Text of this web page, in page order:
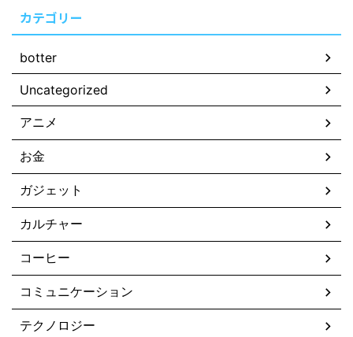
カテゴリー
botter
Uncategorized
アニメ
お金
ガジェット
カルチャー
コーヒー
コミュニケーション
テクノロジー